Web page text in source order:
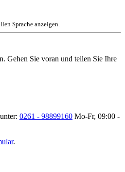
Sprache anzeigen.
Gehen Sie voran und teilen Sie Ihre
0261 - 98899160 Mo-Fr, 09:00 -
.